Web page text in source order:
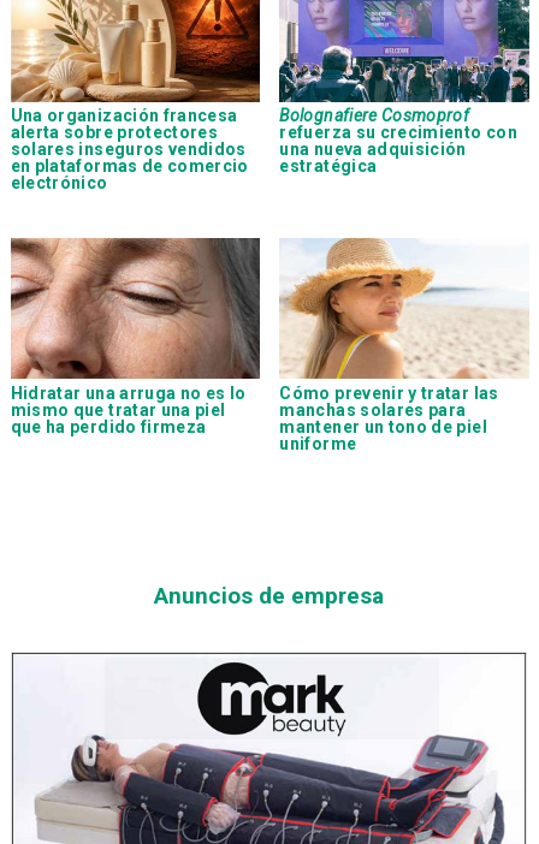
Una organización francesa
alerta sobre protectores
solares inseguros vendidos
en plataformas de comercio
electrónico
Bolognafiere Cosmoprof
refuerza su crecimiento con
una nueva adquisición
estratégica
Hidratar una arruga no es lo
mismo que tratar una piel
que ha perdido firmeza
Cómo prevenir y tratar las
manchas solares para
mantener un tono de piel
uniforme
Anuncios de empresa